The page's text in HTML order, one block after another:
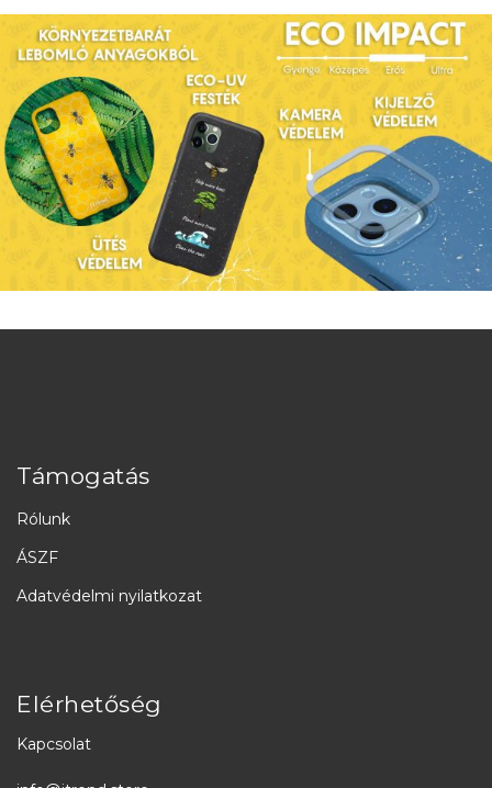
Támogatás
Rólunk
ÁSZF
Adatvédelmi nyilatkozat
Elérhetőség
Kapcsolat